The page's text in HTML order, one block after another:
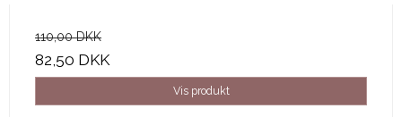
110,00 DKK
82,50 DKK
Vis produkt